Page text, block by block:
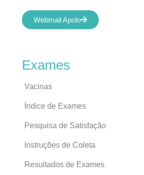
Exames
Vacinas
Índice de Exames
Pesquisa de Satisfação
Instruções de Coleta
Resultados de Exames
Webmail Apolo